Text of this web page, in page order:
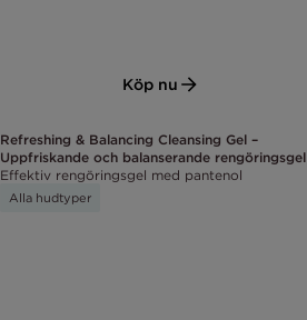
Köp nu
Refreshing & Balancing Cleansing Gel –
Uppfriskande och balanserande rengöringsgel
Effektiv rengöringsgel med pantenol
Alla hudtyper